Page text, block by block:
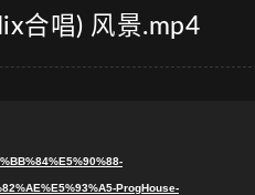
合唱) 风景.mp4
ProgHouse-